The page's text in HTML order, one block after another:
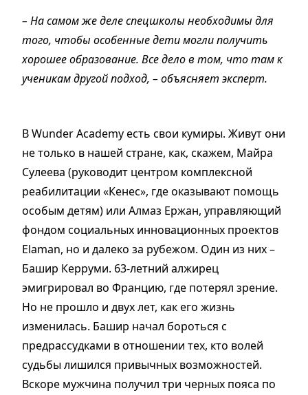
– На самом же деле спецшколы необходимы для
того, чтобы особенные дети могли получить
хорошее образование. Все дело в том, что там к
ученикам другой подход, – объясняет эксперт.
В Wunder Academy есть свои кумиры. Живут они
не только в нашей стране, как, скажем, Майра
Сулеева (руководит центром комплексной
реабилитации «Кенес», где оказывают помощь
особым детям) или Алмаз Ержан, управляющий
фондом социальных инновационных проектов
Elaman, но и далеко за рубежом. Один из них –
Башир Керруми. 63-летний алжирец
эмигрировал во Францию, где потерял зрение.
Но не прошло и двух лет, как его жизнь
изменилась. Башир начал бороться с
предрассудками в отношении тех, кто волей
судьбы лишился привычных возможностей.
Вскоре мужчина получил три черных пояса по